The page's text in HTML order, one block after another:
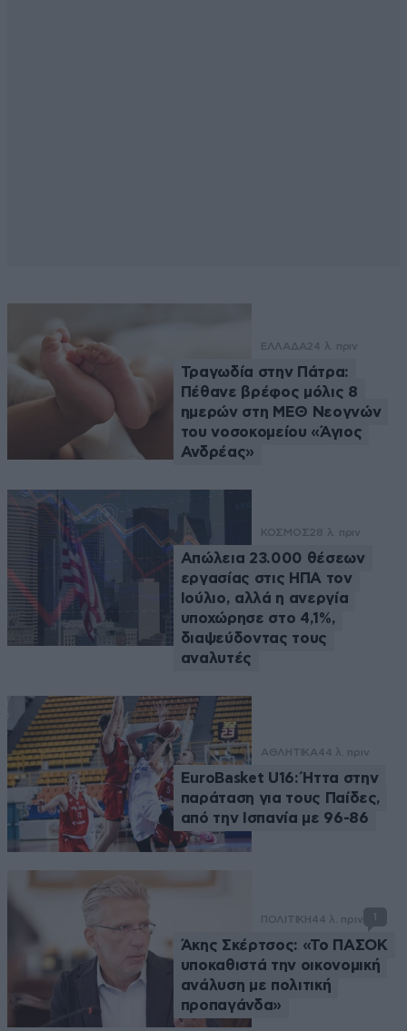
ΕΛΛΑΔΑ24 λ. πριν
Τραγωδία στην Πάτρα:
Πέθανε βρέφος μόλις 8
ημερών στη ΜΕΘ Νεογνών
του νοσοκομείου «Άγιος
Ανδρέας»
ΚΟΣΜΟΣ28 λ. πριν
Απώλεια 23.000 θέσεων
εργασίας στις ΗΠΑ τον
Ιούλιο, αλλά η ανεργία
υποχώρησε στο 4,1%,
διαψεύδοντας τους
αναλυτές
ΑΘΛΗΤΙΚΑ44 λ. πριν
EuroBasket U16: Ήττα στην
παράταση για τους Παίδες,
από την Ισπανία με 96-86
ΠΟΛΙΤΙΚΗ44 λ. πριν 1
Άκης Σκέρτσος: «Το ΠΑΣΟΚ
υποκαθιστά την οικονομική
ανάλυση με πολιτική
προπαγάνδα»